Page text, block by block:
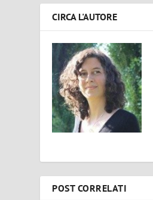
CIRCA L'AUTORE
POST CORRELATI